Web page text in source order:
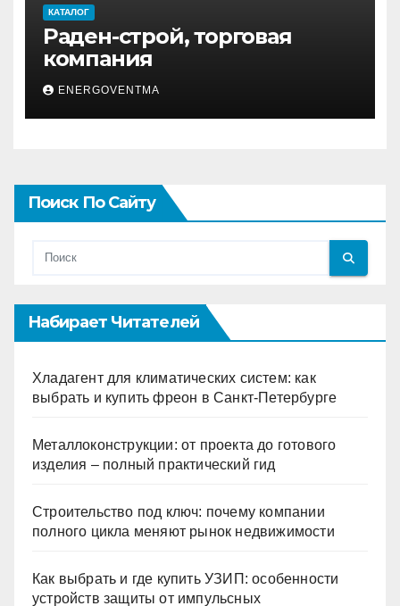
КАТАЛОГ
Раден-строй, торговая
компания
ENERGOVENTMA
Поиск По Сайту
Набирает Читателей
Хладагент для климатических систем: как
выбрать и купить фреон в Санкт-Петербурге
Металлоконструкции: от проекта до готового
изделия – полный практический гид
Строительство под ключ: почему компании
полного цикла меняют рынок недвижимости
Как выбрать и где купить УЗИП: особенности
устройств защиты от импульсных